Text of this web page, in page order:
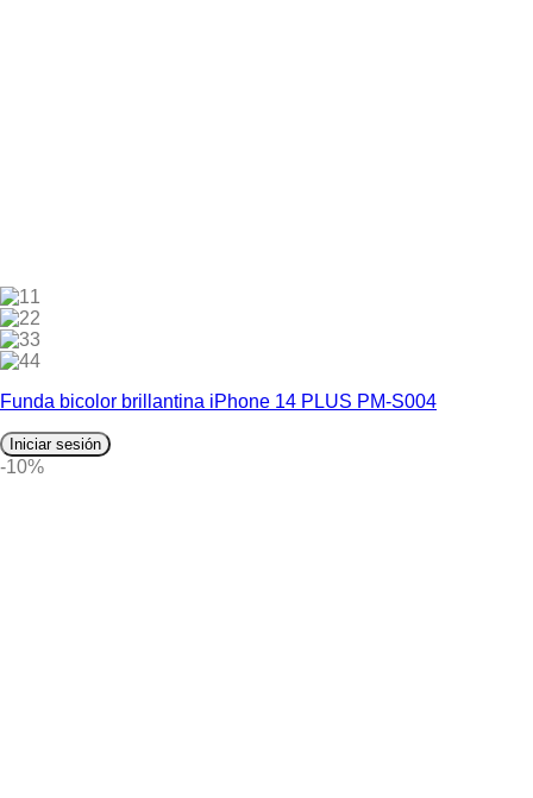
1
2
3
4
Funda bicolor brillantina iPhone 14 PLUS PM-S004
Iniciar sesión
-10%